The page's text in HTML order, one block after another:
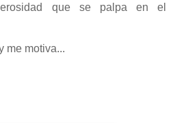
que se palpa en el
me motiva...